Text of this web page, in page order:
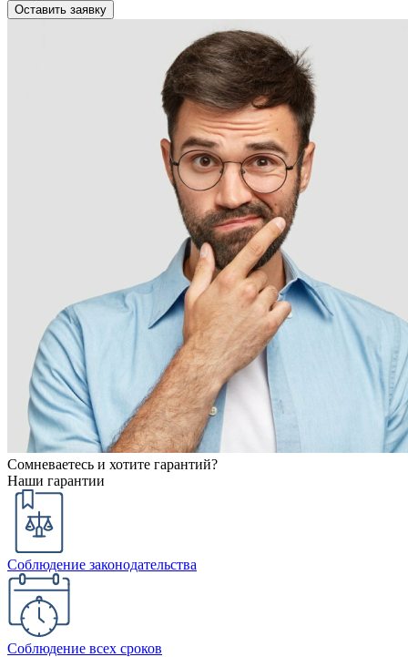
Оставить заявку
Сомневаетесь и хотите гарантий?
Наши гарантии
Соблюдение законодательства
Соблюдение всех сроков